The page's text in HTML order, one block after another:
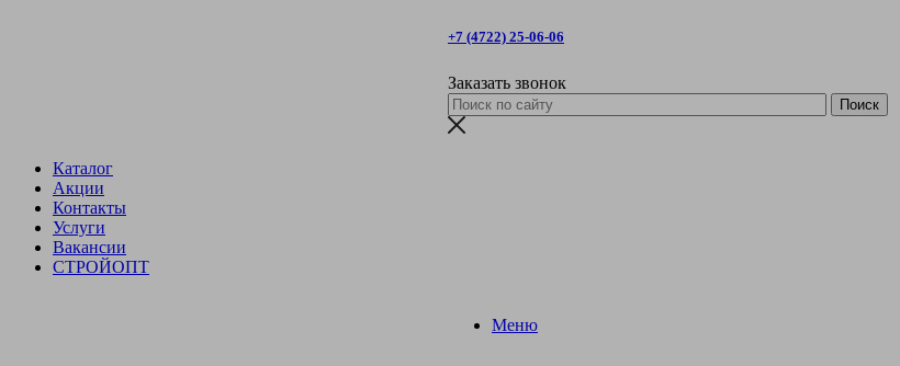
+7 (4722) 25-06-06
Заказать звонок
Каталог
Акции
Контакты
Услуги
Вакансии
СТРОЙОПТ
Меню